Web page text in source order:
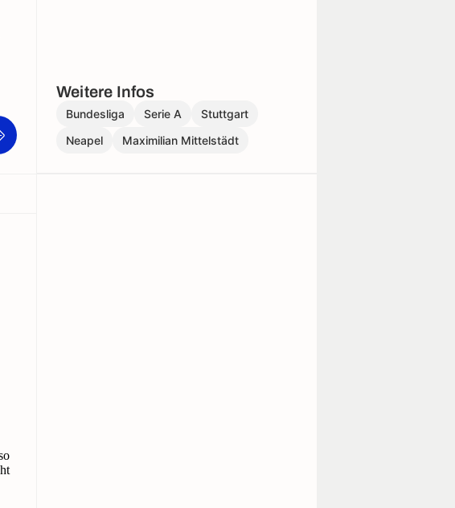
Weitere Infos
Bundesliga Serie A
Stuttgart
Neapel
Maximilian Mittelstädt